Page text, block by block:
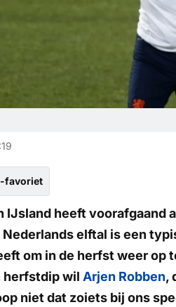
favoriet
IJsland heeft voorafgaand
elftal is een
om in de herfst weer op
herfstdip wil Arjen Robben,
niet dat zoiets bij ons